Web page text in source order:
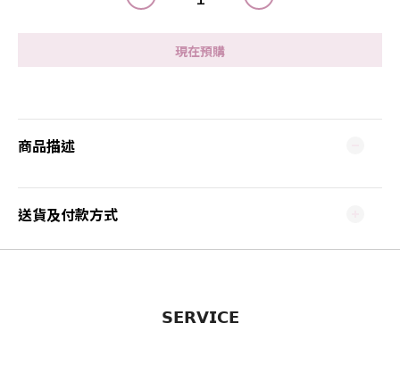
現在預購
商品描述
送貨及付款方式
𝗦𝗘𝗥𝗩𝗜𝗖𝗘